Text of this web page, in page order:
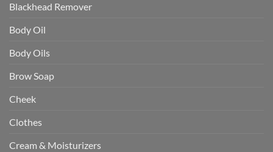
Blackhead Remover
Body Oil
Body Oils
Brow Soap
Cheek
Clothes
Cream & Moisturizers